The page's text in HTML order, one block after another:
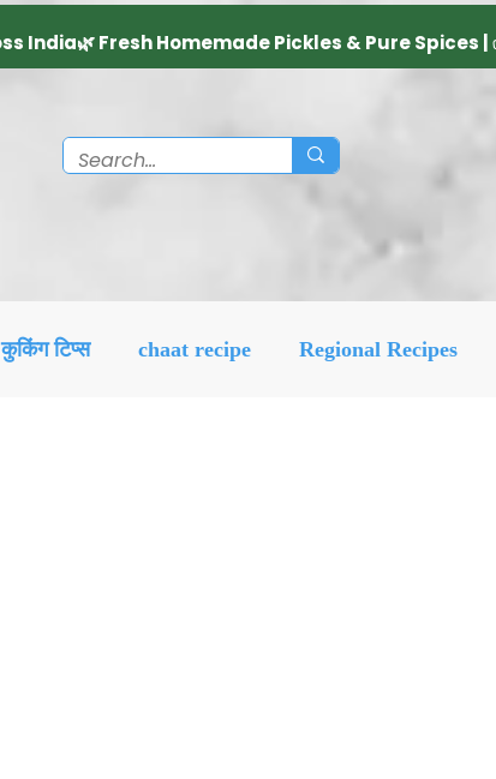
कुकिंग टिप्स chaat recipe Regional Recipes